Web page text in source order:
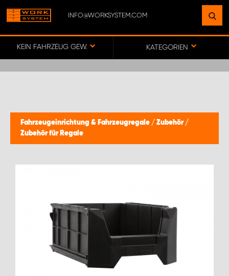
INFO@WORKSYSTEM.COM
KEIN FAHRZEUG GEWÄHLT KATEGORIEN
Fahrzeugeinrichtung & Fahrzeugregale / Zubehör /
Zubehör für Regale
FINDEN SIE EINEN STANDORT
IN IHRER NÄHE
KEY ACCOUNT GERMANY
WORK SYSTEM FRANKFURT (MAIN)
WORK SYSTEM HAMBURG